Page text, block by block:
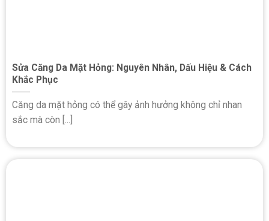
Sửa Căng Da Mặt Hỏng: Nguyên Nhân, Dấu Hiệu & Cách
Khắc Phục
Căng da mặt hỏng có thể gây ảnh hưởng không chỉ nhan
sắc mà còn [...]